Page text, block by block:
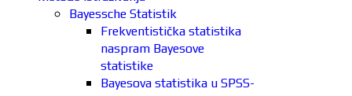
Bayessche Statistik
Frekventistička statistika
naspram Bayesove
statistike
Bayesova statistika u SPSS-